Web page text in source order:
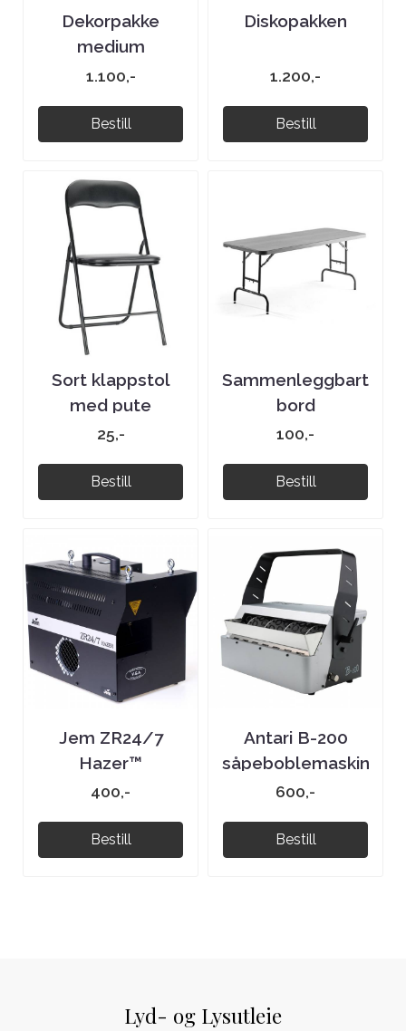
Dekorpakke
medium
1.100,-
Bestill
Diskopakken
1.200,-
Bestill
Sort klappstol
med pute
25,-
Bestill
Sammenleggbart
bord
100,-
Bestill
Jem ZR24/7
Hazer™
400,-
Bestill
Antari B-200
såpeboblemaskin
600,-
Bestill
Lyd- og Lysutleie